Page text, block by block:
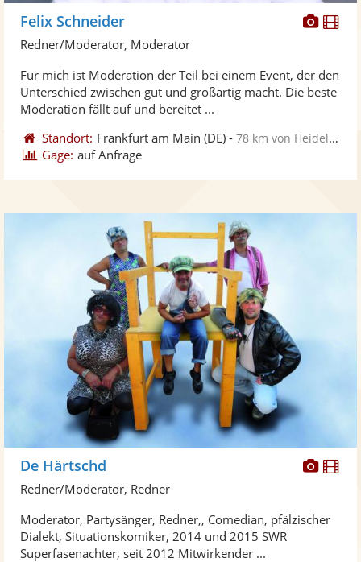
Fotos
Felix Schneider
Redner/Moderator, Moderator
Für mich ist Moderation der Teil bei einem Event, der den
Unterschied zwischen gut und großartig macht. Die beste
Moderation fällt auf und bereitet ...
Standort: Frankfurt am Main (DE) -78 km von Heidelberg
Gage: auf Anfrage
Fotos
De Härtschd
Redner/Moderator, Redner
Moderator, Partysänger, Redner,, Comedian, pfälzischer
Dialekt, Situationskomiker, 2014 und 2015 SWR
Superfasenachter, seit 2012 Mitwirkender ...